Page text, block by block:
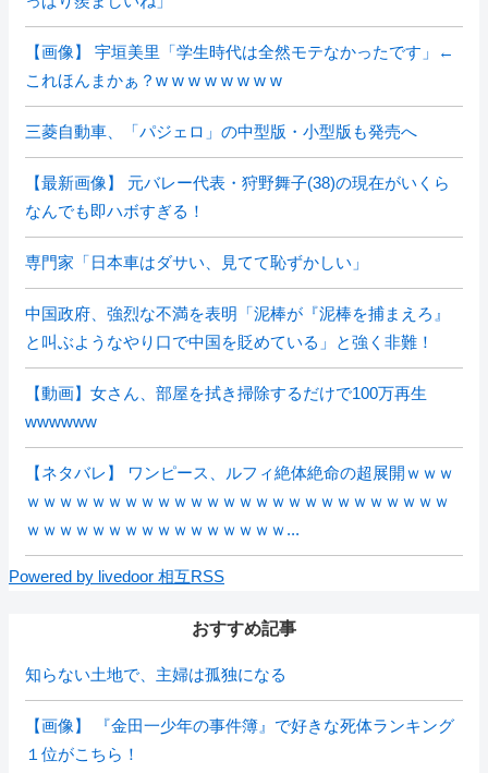
【画像】 宇垣美里「学生時代は全然モテなかったです」←
これほんまかぁ？w w w w w w w w
三菱自動車、「パジェロ」の中型版・小型版も発売へ
【最新画像】 元バレー代表・狩野舞子(38)の現在がいくら
なんでも即ハボすぎる！
専門家「日本車はダサい、見てて恥ずかしい」
中国政府、強烈な不満を表明「泥棒が『泥棒を捕まえろ』
と叫ぶようなやり口で中国を貶めている」と強く非難！
【動画】女さん、部屋を拭き掃除するだけで100万再生
wwwwww
【ネタバレ】 ワンピース、ルフィ絶体絶命の超展開ｗｗｗ
ｗｗｗｗｗｗｗｗｗｗｗｗｗｗｗｗｗｗｗｗｗｗｗｗｗｗ
ｗｗｗｗｗｗｗｗｗｗｗｗｗｗｗｗ...
Powered by livedoor 相互RSS
おすすめ記事
知らない土地で、主婦は孤独になる
【画像】 『金田一少年の事件簿』で好きな死体ランキング
１位がこちら！